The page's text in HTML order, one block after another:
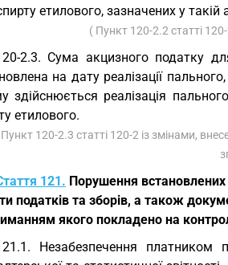
етилового, зазначених у
( Пункт 120-2.2 статті
2.3. Сума акцизного податку
на дату реалізації
здійснюється реалізація
етилового.
120-2.3 статті 120-2 із змінами,
121. Порушення встановлених
податків та зборів, а також
якого покладено на
Незабезпечення платником